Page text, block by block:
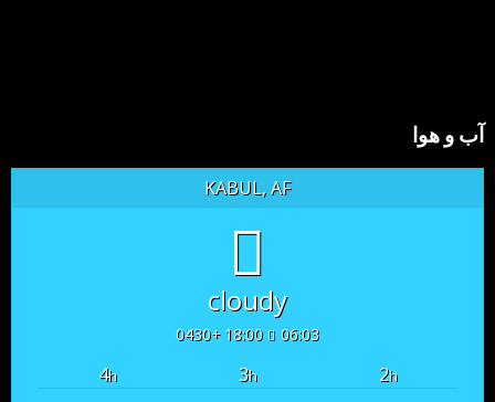
آب و هوا
KABUL, AF
cloudy
06:03
18:00 +0430
2h
3h
4h